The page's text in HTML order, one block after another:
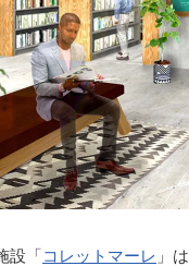
設「コレットマーレ 」